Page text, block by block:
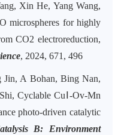
Xin He, Yang Wang,
microspheres for highly
CO2 electroreduction,
, 2024, 671, 496
A Bohan, Bing Nan,
Cyclable CuⅠ-Ov-Mn
photo-driven catalytic
B: Environment